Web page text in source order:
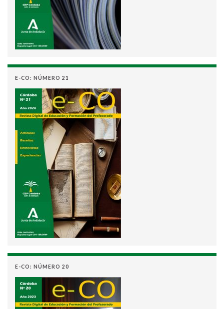
E-CO: NÚMERO 21
E-CO: NÚMERO 20